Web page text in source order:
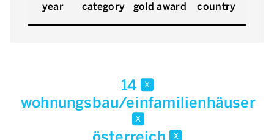
year category gold award country
14 x
wohnungsbau/einfamilienhäuser
x
x